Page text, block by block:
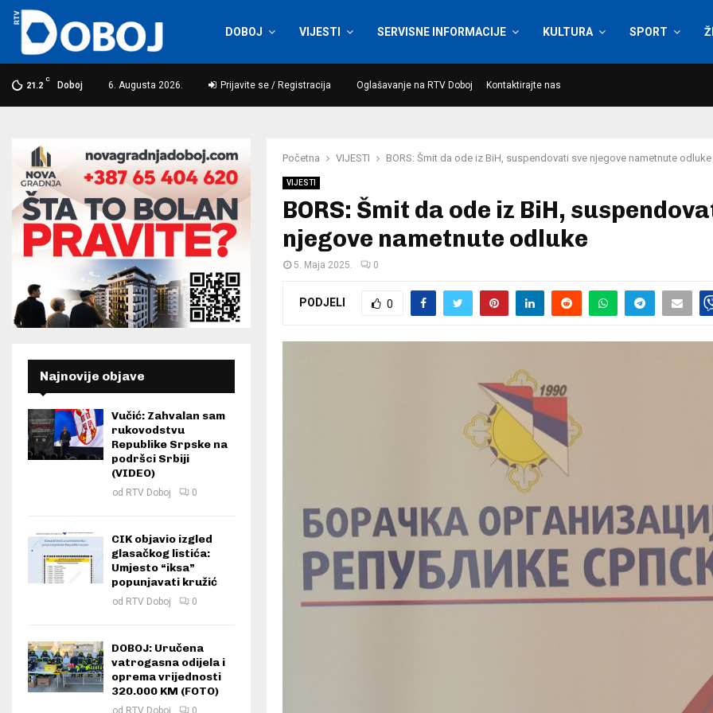
DOBOJ VIJESTI SERVISNE INFORMACIJE KULTURA SPORT
21.2
C
Doboj 6. Augusta 2026. Prijavite se / Registracija Oglašavanje na RTV Doboj Kontaktirajte nas
Početna VIJESTI BORS: Šmit da ode iz BiH, suspendovati sve njegove nametnute odluke
VIJESTI
BORS: Šmit da ode iz BiH,
njegove nametnute odluke
5. Maja 2025. 0
PODJELI 0
Najnovije objave
Vučić: Zahvalan sam
rukovodstvu
Republike Srpske na
podršci Srbiji
(VIDEO)
od RTV Doboj 0
CIK objavio izgled
glasačkog listića:
Umjesto “iksa”
popunjavati kružić
od RTV Doboj 0
DOBOJ: Uručena
vatrogasna odijela i
oprema vrijednosti
320.000 KM (FOTO)